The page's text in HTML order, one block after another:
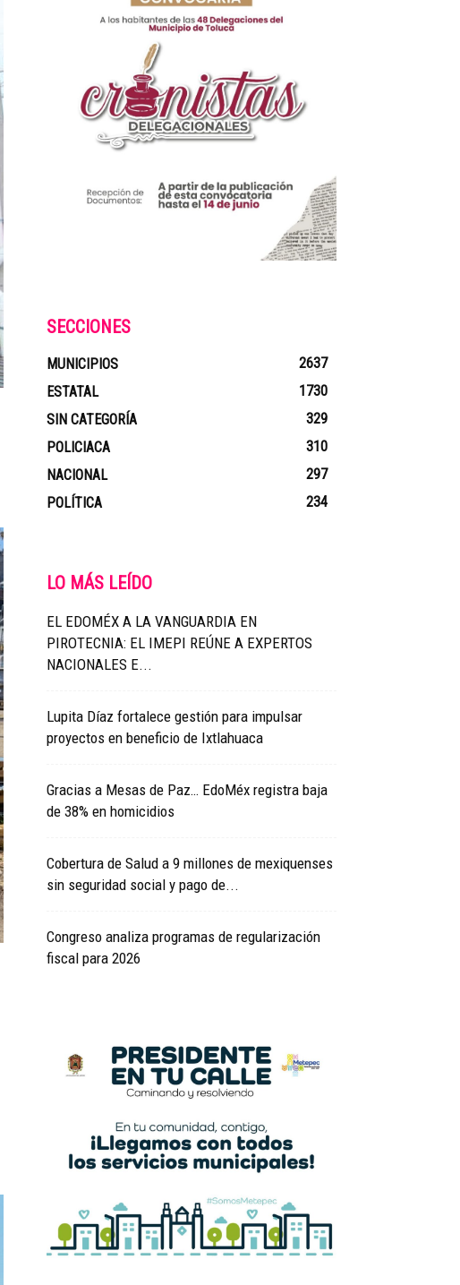
SECCIONES
MUNICIPIOS
2637
ESTATAL
1730
SIN CATEGORÍA
329
POLICIACA
310
NACIONAL
297
POLÍTICA
234
LO MÁS LEÍDO
EL EDOMÉX A LA VANGUARDIA EN
PIROTECNIA: EL IMEPI REÚNE A EXPERTOS
NACIONALES E...
Lupita Díaz fortalece gestión para impulsar
proyectos en beneficio de Ixtlahuaca
Gracias a Mesas de Paz… EdoMéx registra baja
de 38% en homicidios
Cobertura de Salud a 9 millones de mexiquenses
sin seguridad social y pago de...
Congreso analiza programas de regularización
fiscal para 2026